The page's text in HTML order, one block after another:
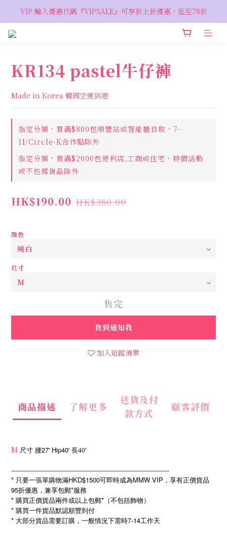
VIP 輸入優惠代碼『VIPSALE』可享折上折優惠，低至78折
VIP 輸入優惠代碼『VIPSALE』可享折上折優惠，低至78折
歡迎預約親臨荔枝角 Showroom，週五六開放
KR134 pastel牛仔褲
Made in Korea 韓國空運到港
指定分類，買滿$800包順豐站或智能櫃自取，7-
11/Circle-K合作點除外
指定分類，買滿$2000包便利店,工商或住宅，特價活動
或不包郵貨品除外
HK$190.00 HK$380.00
顏色
尺寸
售完
貨到通知我
加入追蹤清單
商品描述 了解更多
送貨及付
款方式
顧客評價
M 尺寸 腰27' Hip40' 長40'
------------------------------------------------------------------------------
* 只要一張單購物滿HKD$1500可即時成為MMW VIP，享有正價貨品
95折優惠，兼享包郵*服務
* 購買正價貨品兩件或以上包郵*（不包括飾物）
* 購買一件貨品默認順豐到付
* 大部分貨品需要訂購，一般情況下需時7-14工作天